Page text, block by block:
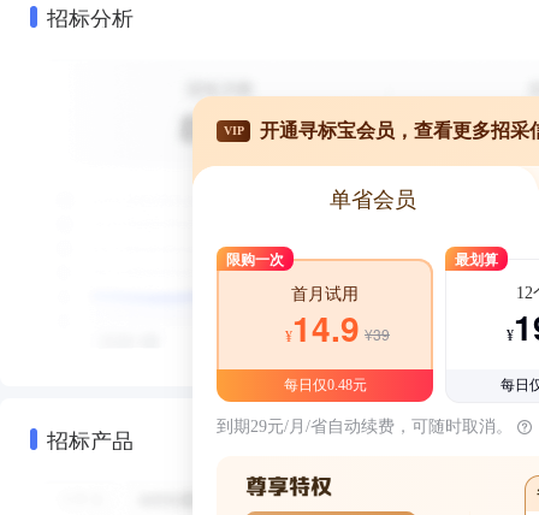
招标分析
招标产品
VIP 开通寻标宝会员，查看更多招采
单省会员
限购一次
首月试用
¥14.9 ¥39
每日仅0.48元
最划算
12
¥
每日
到期29元/月/省自动续费，可随时取消。